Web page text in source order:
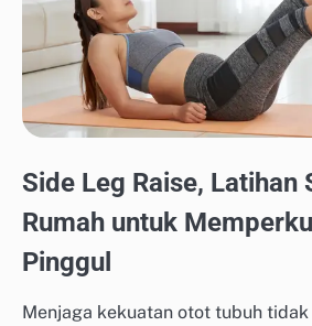
Side Leg Raise, Latihan
Rumah untuk
Pinggul
Menjaga kekuatan otot tubuh